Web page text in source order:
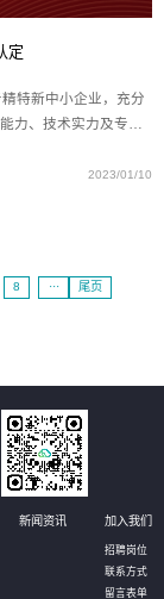
定
特新中小企业，充分
力、技术实力及专业
理暂行办法》，聚焦创
2023/01/10
8 ··· 尾页
新闻资讯 加入我们
招聘岗位
联系方式
留言表单